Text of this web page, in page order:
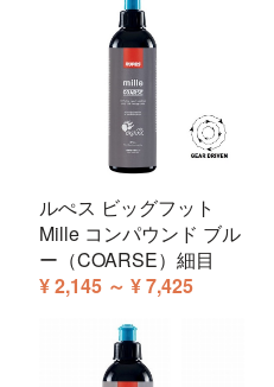
ルぺス ビッグフット
Mille コンパウンド ブル
ー（COARSE）細目
¥ 2,145 ～ ¥ 7,425